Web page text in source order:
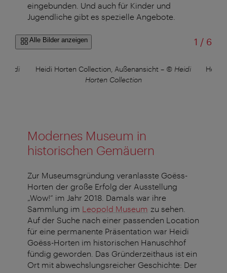
eingebunden. Und auch für Kinder und
Jugendliche gibt es spezielle Angebote.
Alle Bilder anzeigen 1 /von
6
Heidi Heidi Horten Collection, Außenansicht – © Heidi
Horten Collection
Heidi
Modernes Museum in
historischen Gemäuern
Zur Museumsgründung veranlasste Goëss-
Horten der große Erfolg der Ausstellung
„Wow!“ im Jahr 2018. Damals war ihre
Sammlung im Leopold Museum zu sehen.
Auf der Suche nach einer passenden Location
für eine permanente Präsentation war Heidi
Goëss-Horten im historischen Hanuschhof
fündig geworden. Das Gründerzeithaus ist ein
Ort mit abwechslungsreicher Geschichte: Der